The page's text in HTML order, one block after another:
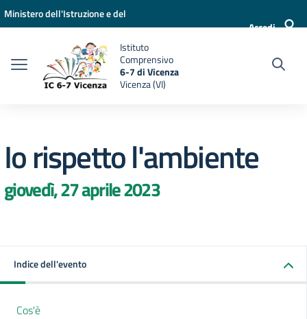
Vai ai contenuti
Vai al menu di navigazione
Vai al footer
Ministero dell'Istruzione e del
Accedi
Istituto
Comprensivo
6-7 di Vicenza
Vicenza (VI)
Io rispetto l'ambiente
giovedì, 27 aprile 2023
Indice dell'evento
Cos'è